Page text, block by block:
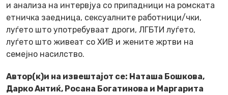
и анализа на интервјуа со припадници на ромската
етничка заедница, сексуалните работници/чки,
луѓето што употребуваат дроги, ЛГБТИ луѓето,
луѓето што живеат со ХИВ и жените жртви на
семејно насилство.
Автор(к)и на извештајот се: Наташа Бошкова,
Дарко Антиќ, Росана Богатинова и Маргарита